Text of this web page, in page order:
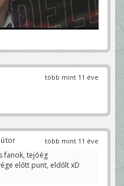
több mint 11 éve
több mint 11 éve
fanok, tejóég
előtt punt, eldőlt xD